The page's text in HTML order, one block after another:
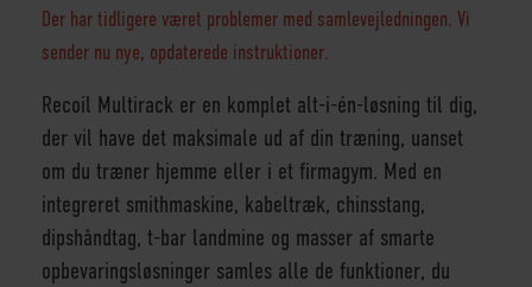
Der har tidligere været problemer med samlevejledningen. Vi
sender nu nye, opdaterede instruktioner.
Recoil Multirack er en komplet alt-i-én-løsning til dig,
der vil have det maksimale ud af din træning, uanset
om du træner hjemme eller i et firmagym. Med en
integreret smithmaskine, kabeltræk, chinsstang,
dipshåndtag, t-bar landmine og masser af smarte
opbevaringsløsninger samles alle de funktioner, du